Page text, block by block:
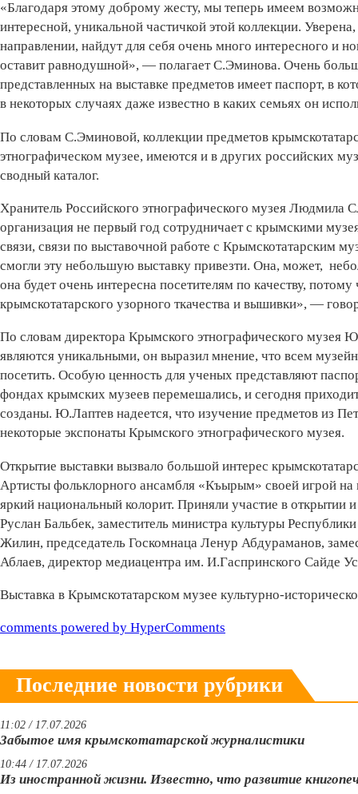
«Благодаря этому доброму жесту, мы теперь имеем
интересной, уникальной частичкой этой коллекции.
направлении, найдут для себя очень много интересного и
оставит равнодушной», — полагает С.Эминова. Очень
представленных на выставке предметов имеет паспорт, в
в некоторых случаях даже известно в каких семьях он
По словам С.Эминовой, коллекции предметов
этнографическом музее, имеются и в других российских
сводный каталог.
Хранитель Российского этнографического музея Людмила
организация не первый год сотрудничает с крымскими
связи, связи по выставочной работе с Крымскотатарским
смогли эту небольшую выставку привезти. Она, может,
она будет очень интересна посетителям по качеству,
крымскотатарского узорного ткачества и вышивки», —
По словам директора Крымского этнографического музея
являются уникальными, он выразил мнение, что всем
посетить. Особую ценность для ученых представляют
фондах крымских музеев перемешались, и сегодня
созданы. Ю.Лаптев надеется, что изучение предметов из
некоторые экспонаты Крымского этнографического музея.
Открытие выставки вызвало большой интерес
Артисты фольклорного ансамбля «Къырым» своей игрой
яркий национальный колорит. Приняли участие в
Руслан Бальбек, заместитель министра культуры
Жилин, председатель Госкомнаца Ленур Абдураманов,
Аблаев, директор медиацентра им. И.Гаспринского Сайде
Выставка в Крымскотатарском музее культурно-
comments powered by HyperComments
Последние новости рубрики
11:02 / 17.07.2026
Забытое имя крымскотатарской журналистики
10:44 / 17.07.2026
Из иностранной жизни. Известно, что развитие